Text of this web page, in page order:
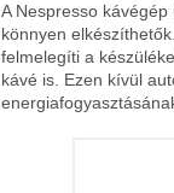
A Nespresso
könnyen
felmelegíti a
kávé is. Ezen kívül